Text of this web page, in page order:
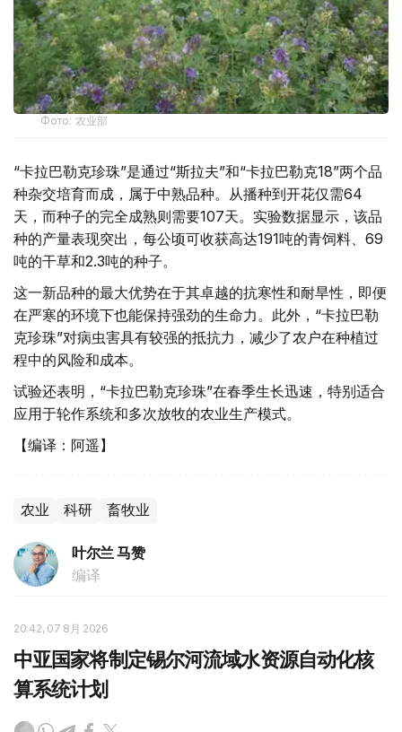
Фото: 农业部
“卡拉巴勒克珍珠”是通过“斯拉夫”和“卡拉巴勒克18”两个品
种杂交培育而成，属于中熟品种。从播种到开花仅需64
天，而种子的完全成熟则需要107天。实验数据显示，该品
种的产量表现突出，每公顷可收获高达191吨的青饲料、69
吨的干草和2.3吨的种子。
这一新品种的最大优势在于其卓越的抗寒性和耐旱性，即便
在严寒的环境下也能保持强劲的生命力。此外，“卡拉巴勒
克珍珠”对病虫害具有较强的抵抗力，减少了农户在种植过
程中的风险和成本。
试验还表明，“卡拉巴勒克珍珠”在春季生长迅速，特别适合
应用于轮作系统和多次放牧的农业生产模式。
【编译：阿遥】
农业 科研 畜牧业
叶尔兰 马赞
编译
20:42, 07 8月 2026
中亚国家将制定锡尔河流域水资源自动化核
算系统计划